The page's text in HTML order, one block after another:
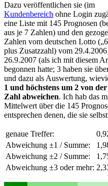
Dazu veröffentlichen sie (im
Kundenbereich ohne Login
eine Liste mit 145 Prognosen
aus je 7 Zahlen) und den
Zahlen vom deutschen Lotto
plus Zusatzzahl) vom
26.9.2007 (als ich mit diesem
begonnen hatte; 3 haben sie
und dazu als Auswertung,
1 und höchstens um 2 von
Zahl abweichen. Ich hab das
Mittelwert über die 145
entsprechen denen, die sie
genaue Treffer:
Abweichung ±1 / Summe:
Abweichung ±2 / Summe:
Abweichung ±3 oder mehr: